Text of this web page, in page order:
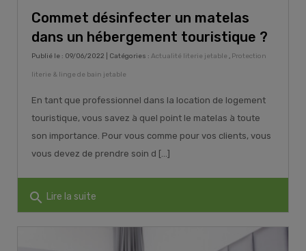
Commet désinfecter un matelas
dans un hébergement touristique ?
Publié le : 09/06/2022 | Catégories : Actualité literie jetable , Protection
literie & linge de bain jetable
En tant que professionnel dans la location de logement
touristique, vous savez à quel point le matelas à toute
son importance. Pour vous comme pour vos clients, vous
vous devez de prendre soin d [...]
search Lire la suite